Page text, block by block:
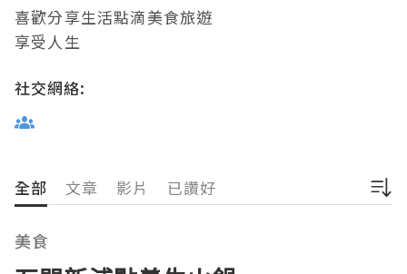
喜歡分享生活點滴美食旅遊
享受人生
社交網絡:
全部 文章 影片 已讚好
美食